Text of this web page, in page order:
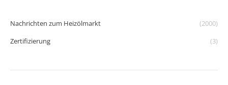
Nachrichten zum Heizölmarkt
(2000)
Zertifizierung
(3)